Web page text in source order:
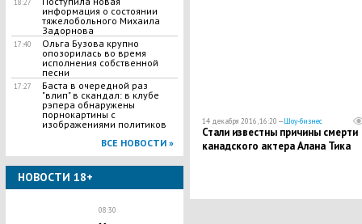
18:27
информация о состоянии
тяжелобольного Михаила
Задорнова
17:40
Ольга Бузова крупно
опозорилась во время
исполнения собственной
песни
17:27
Баста в очередной раз
"влип" в скандал: в клубе
рэпера обнаружены
порнокартины с
изображениями политиков
ВСЕ НОВОСТИ »
НОВОСТИ 18+
08:30
14 декабря 2016, 16:20 —Шоу-бизнес
Стали известны причины смерти
канадского актера Алана Тика